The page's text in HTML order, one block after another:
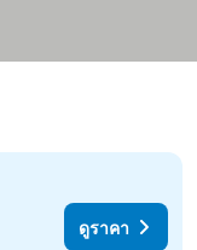
ดูราคา